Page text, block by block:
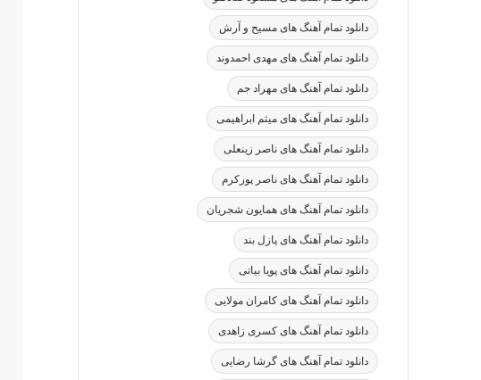
دانلود تمام آهنگ های مسیح و آرش
دانلود تمام آهنگ های مهدی احمدوند
دانلود تمام آهنگ های مهراد جم
دانلود تمام آهنگ های میثم ابراهیمی
دانلود تمام آهنگ های ناصر زینعلی
دانلود تمام آهنگ های ناصر پورکرم
دانلود تمام آهنگ های همایون شجریان
دانلود تمام آهنگ های پازل بند
دانلود تمام آهنگ های پویا بیاتی
دانلود تمام آهنگ های کامران مولایی
دانلود تمام آهنگ های کسری زاهدی
دانلود تمام آهنگ های گرشا رضایی